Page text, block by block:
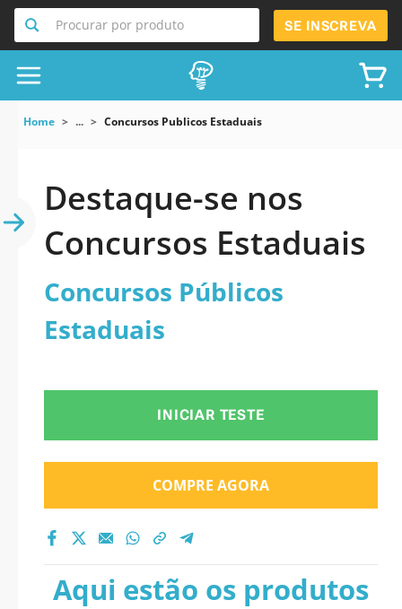
Procurar por produto SE INSCREVA
Home ... Concursos Publicos Estaduais
Destaque-se nos
Concursos Estaduais
Concursos Públicos
Estaduais
INICIAR TESTE
COMPRE AGORA
Aqui estão os produtos